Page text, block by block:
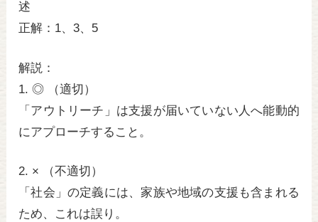
述
正解：1、3、5
解説：
1. ◎ （適切）
「アウトリーチ」は支援が届いていない人へ能動的
にアプローチすること。
2. × （不適切）
「社会」の定義には、家族や地域の支援も含まれる
ため、これは誤り。